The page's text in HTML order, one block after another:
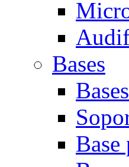
Bases
Base